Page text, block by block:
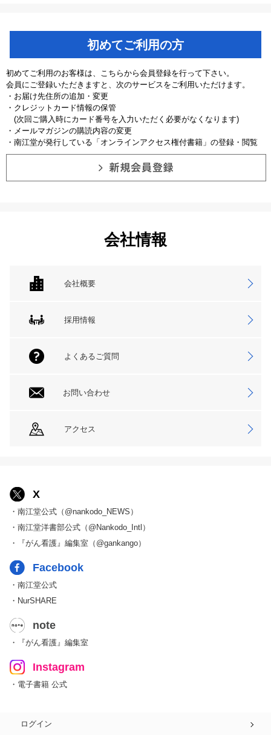
初めてご利用の方
初めてご利用のお客様は、こちらから会員登録を行って下さい。
会員にご登録いただきますと、次のサービスをご利用いただけます。
・お届け先住所の追加・変更
・クレジットカード情報の保管
(次回ご購入時にカード番号を入力いただく必要がなくなります)
・メールマガジンの購読内容の変更
・南江堂が発行している「オンラインアクセス権付書籍」の登録・閲覧
会社情報
会社概要
採用情報
よくあるご質問
お問い合わせ
アクセス
X
・南江堂公式（@nankodo_NEWS）
・南江堂洋書部公式（@Nankodo_Intl）
・『がん看護』編集室（@gankango）
Facebook
・南江堂公式
・NurSHARE
note
・『がん看護』編集室
Instagram
・電子書籍 公式
ログイン